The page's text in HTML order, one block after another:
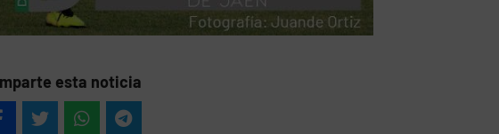
esta noticia